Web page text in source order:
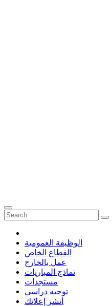
الوظيفة العمومية
القطاع الخاص
عمل بالخارج
نماذج المباريات
مستجدات
توجيه دراسي
أنشر إعلانك